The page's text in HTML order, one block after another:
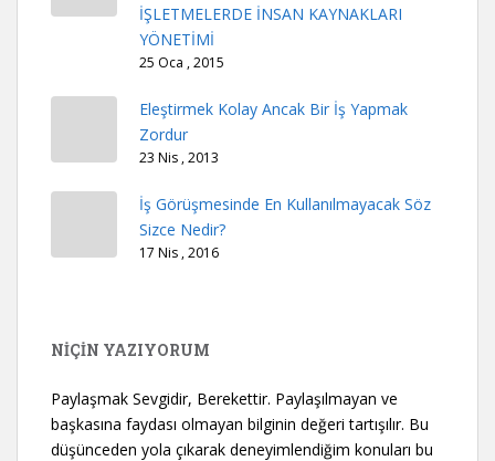
İŞLETMELERDE İNSAN KAYNAKLARI
YÖNETİMİ
25 Oca , 2015
Eleştirmek Kolay Ancak Bir İş Yapmak
Zordur
23 Nis , 2013
İş Görüşmesinde En Kullanılmayacak Söz
Sizce Nedir?
17 Nis , 2016
NİÇİN YAZIYORUM
Paylaşmak Sevgidir, Berekettir. Paylaşılmayan ve
başkasına faydası olmayan bilginin değeri tartışılır. Bu
düşünceden yola çıkarak deneyimlendiğim konuları bu